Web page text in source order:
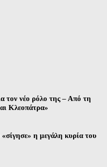
τον νέο ρόλο της – Από τη
Κλεοπάτρα»
η μεγάλη κυρία του